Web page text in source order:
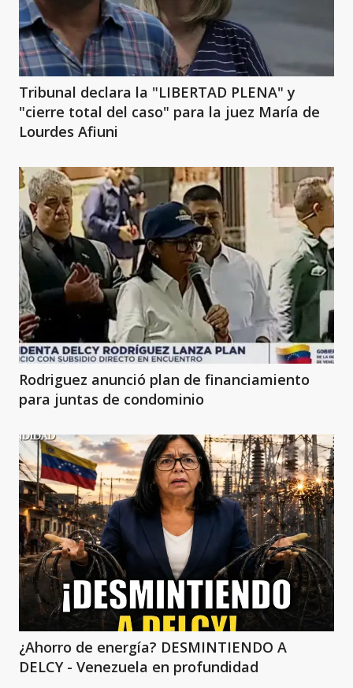
Tribunal declara la "LIBERTAD PLENA" y
"cierre total del caso" para la juez María de
Lourdes Afiuni
Rodriguez anunció plan de financiamiento
para juntas de condominio
¿Ahorro de energía? DESMINTIENDO A
DELCY - Venezuela en profundidad